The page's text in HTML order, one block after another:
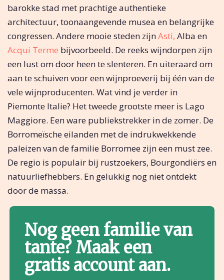
barokke stad met prachtige authentieke
architectuur, toonaangevende musea en belangrijke
congressen. Andere mooie steden zijnAsti, Alba en
Acqui Terme bijvoorbeeld. De reeks wijndorpen zijn
een lust om door heen te slenteren. En uiteraard om
aan te schuiven voor een wijnproeverij bij één van de
vele wijnproducenten. Wat vind je verder in
Piemonte Italie? Het tweede grootste meer is Lago
Maggiore. Een ware publiekstrekker in de zomer. De
Borromeïsche eilanden met de indrukwekkende
paleizen van de familie Borromee zijn een must zee.
De regio is populair bij rustzoekers, Bourgondiërs en
natuurliefhebbers. En gelukkig nog niet ontdekt
door de massa.
Nog geen familie van
tante? Maak een
gratis account aan.